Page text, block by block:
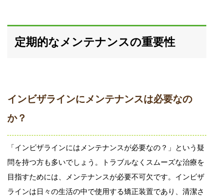
定期的なメンテナンスの重要性
インビザラインにメンテナンスは必要なの
か？
「インビザラインにはメンテナンスが必要なの？」という疑
問を持つ方も多いでしょう。トラブルなくスムーズな治療を
目指すためには、メンテナンスが必要不可欠です。インビザ
ラインは日々の生活の中で使用する矯正装置であり、清潔さ